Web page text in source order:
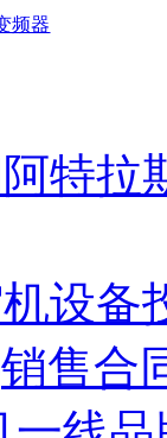
频器
特
设
售合